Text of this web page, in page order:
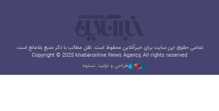
تمامی حقوق این سایت برای خبرآنلاین محفوظ است. نقل مطالب با ذکر منبع بلامانع است.
Copyright © 2025 khabaronline News Agancy, All rights reserved
طراحی و تولید: نستوه